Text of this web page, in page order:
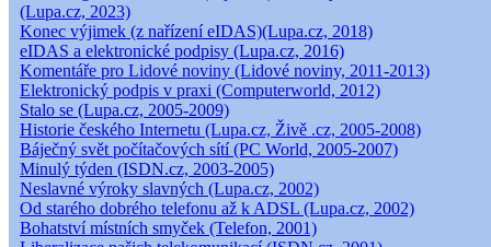
(Lupa.cz, 2023)
Konec výjimek (z nařízení eIDAS)(Lupa.cz, 2018)
eIDAS a elektronické podpisy (Lupa.cz, 2016)
Komentáře pro Lidové noviny (Lidové noviny, 2011-2013)
Elektronický podpis v praxi (Computerworld, 2012)
Stalo se (Lupa.cz, 2005-2009)
Historie českého Internetu (Lupa.cz, Živě .cz, 2005-2008)
Báječný svět počítačových sítí (PC World, 2005-2007)
Minulý týden (ISDN.cz, 2003-2005)
Neslavné výroky slavných (Lupa.cz, 2002)
Od starého dobrého telefonu až k ADSL (Lupa.cz, 2002)
Bohatství místních smyček (Telefon, 2001)